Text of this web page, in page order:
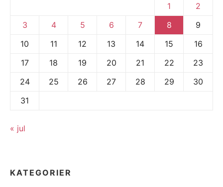
1
2
3
4 5 6 7 8
9
10
11 12 13 14 15
16
17
18 19 20 21 22
23
24
25 26 27 28 29
30
31
« jul
KATEGORIER